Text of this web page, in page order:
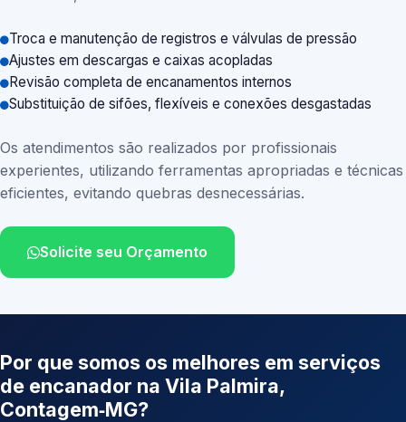
Troca e manutenção de registros e válvulas de pressão
Ajustes em descargas e caixas acopladas
Revisão completa de encanamentos internos
Substituição de sifões, flexíveis e conexões desgastadas
Os atendimentos são realizados por profissionais
experientes, utilizando ferramentas apropriadas e técnicas
eficientes, evitando quebras desnecessárias.
Solicite seu Orçamento
Por que somos os melhores em serviços
de encanador na Vila Palmira,
Contagem‑MG?